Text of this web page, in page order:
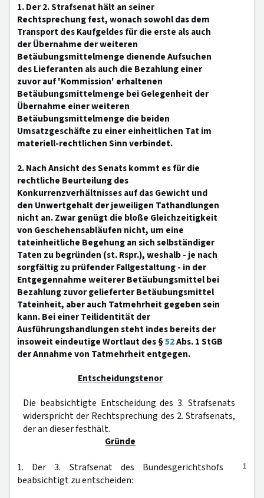
1. Der 2. Strafsenat hält an seiner
Rechtsprechung fest, wonach sowohl das dem
Transport des Kaufgeldes für die erste als auch
der Übernahme der weiteren
Betäubungsmittelmenge dienende Aufsuchen
des Lieferanten als auch die Bezahlung einer
zuvor auf 'Kommission' erhaltenen
Betäubungsmittelmenge bei Gelegenheit der
Übernahme einer weiteren
Betäubungsmittelmenge die beiden
Umsatzgeschäfte zu einer einheitlichen Tat im
materiell-rechtlichen Sinn verbindet.
2. Nach Ansicht des Senats kommt es für die
rechtliche Beurteilung des
Konkurrenzverhältnisses auf das Gewicht und
den Unwertgehalt der jeweiligen Tathandlungen
nicht an. Zwar genügt die bloße Gleichzeitigkeit
von Geschehensabläufen nicht, um eine
tateinheitliche Begehung an sich selbständiger
Taten zu begründen (st. Rspr.), weshalb - je nach
sorgfältig zu prüfender Fallgestaltung - in der
Entgegennahme weiterer Betäubungsmittel bei
Bezahlung zuvor gelieferter Betäubungsmittel
Tateinheit, aber auch Tatmehrheit gegeben sein
kann. Bei einer Teilidentität der
Ausführungshandlungen steht indes bereits der
insoweit eindeutige Wortlaut des §52Abs. 1 StGB
der Annahme von Tatmehrheit entgegen.
Entscheidungstenor
Die beabsichtigte Entscheidung des 3. Strafsenats
widerspricht der Rechtsprechung des 2. Strafsenats,
der an dieser festhält.
Gründe
1
1. Der 3. Strafsenat des Bundesgerichtshofs
beabsichtigt zu entscheiden: